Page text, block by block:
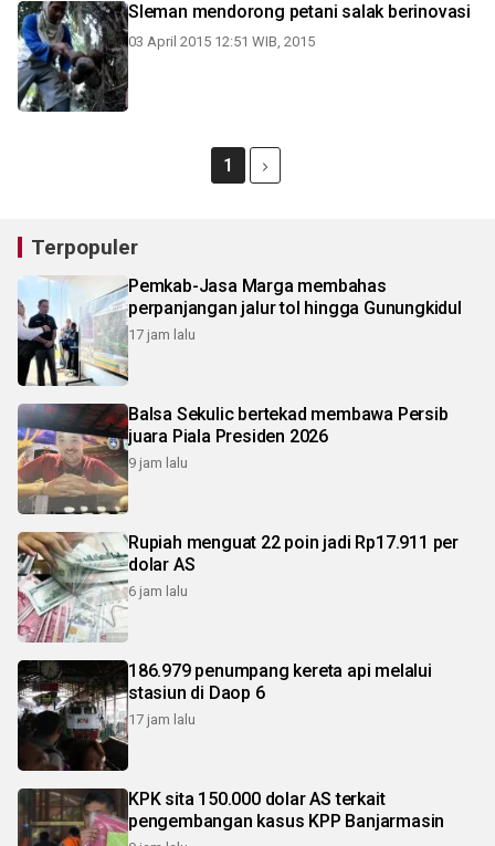
Sleman mendorong petani salak berinovasi
03 April 2015 12:51 WIB, 2015
1
Terpopuler
Pemkab-Jasa Marga membahas
perpanjangan jalur tol hingga Gunungkidul
17 jam lalu
Balsa Sekulic bertekad membawa Persib
juara Piala Presiden 2026
9 jam lalu
Rupiah menguat 22 poin jadi Rp17.911 per
dolar AS
6 jam lalu
186.979 penumpang kereta api melalui
stasiun di Daop 6
17 jam lalu
KPK sita 150.000 dolar AS terkait
pengembangan kasus KPP Banjarmasin